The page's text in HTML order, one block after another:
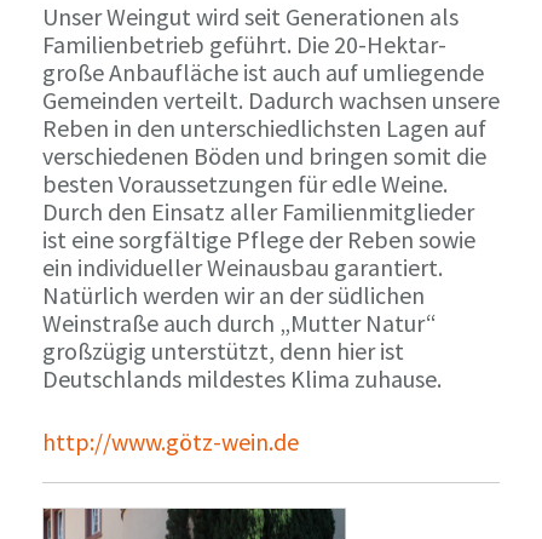
Unser Weingut wird seit Generationen als
Familienbetrieb geführt. Die 20-Hektar-
große Anbaufläche ist auch auf umliegende
Gemeinden verteilt. Dadurch wachsen unsere
Reben in den unterschiedlichsten Lagen auf
verschiedenen Böden und bringen somit die
besten Voraussetzungen für edle Weine.
Durch den Einsatz aller Familienmitglieder
ist eine sorgfältige Pflege der Reben sowie
ein individueller Weinausbau garantiert.
Natürlich werden wir an der südlichen
Weinstraße auch durch „Mutter Natur“
großzügig unterstützt, denn hier ist
Deutschlands mildestes Klima zuhause.
http://www.götz-wein.de